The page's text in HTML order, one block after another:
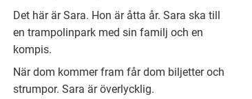
Det här är Sara. Hon är åtta år. Sara ska till
en trampolinpark med sin familj och en
kompis.
När dom kommer fram får dom biljetter och
strumpor. Sara är överlycklig.